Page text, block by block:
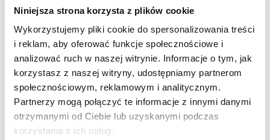
Niniejsza strona korzysta z plików cookie
Wykorzystujemy pliki cookie do spersonalizowania treści
i reklam, aby oferować funkcje społecznościowe i
analizować ruch w naszej witrynie. Informacje o tym, jak
korzystasz z naszej witryny, udostępniamy partnerom
społecznościowym, reklamowym i analitycznym.
Partnerzy mogą połączyć te informacje z innymi danymi
otrzymanymi od Ciebie lub uzyskanymi podczas
korzystania z ich usług.
Z kolei Powiatowy Urząd Pracy w Jaworze korzysta
z rozwiązań hostingowych dedykowanych dla
urzędów i instytucji publicznych, a zapewniających
wysoki poziom bezpieczeństwa zasobów
informatycznych. Przypomnijmy, z takich rozwiązań
korzystają m.in. powiatowe urzędy pracy w Opolu,
Kłodzku, Białymstoku, Chrzanowie, Wojewódzki
Urząd Pracy w Zielonej Górze, Urząd Miasta st.
Warszawa i Urząd Miasta Gdańsk.